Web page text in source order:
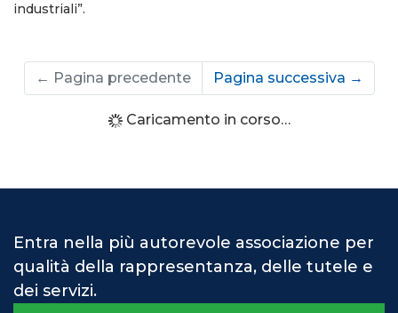
industriali”.
← Pagina precedente Pagina successiva →
Caricamento in corso…
Entra nella più autorevole associazione per
qualità della rappresentanza, delle tutele e
dei servizi.